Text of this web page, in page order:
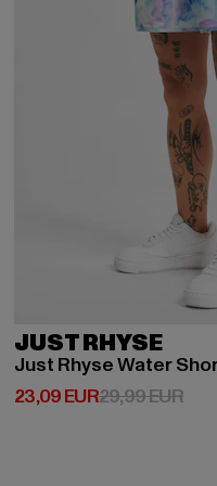
JUST RHYSE
Just Rhyse Water
23,09 EUR
Derzeitiger Preis: 23,09
29,99 EUR